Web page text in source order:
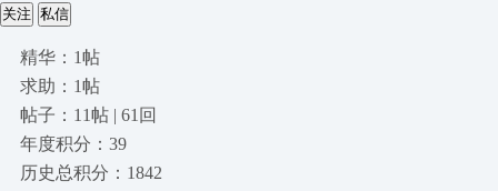
关注 私信
精华：1帖
求助：1帖
帖子：11帖 | 61回
年度积分：39
历史总积分：1842